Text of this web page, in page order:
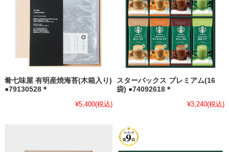
肴七味屋 有明産焼海苔(木箱入り)
●79130528＊
¥5,400(税込)
スターバックス プレミアム(16
袋) ●74092618＊
¥3,240(税込)